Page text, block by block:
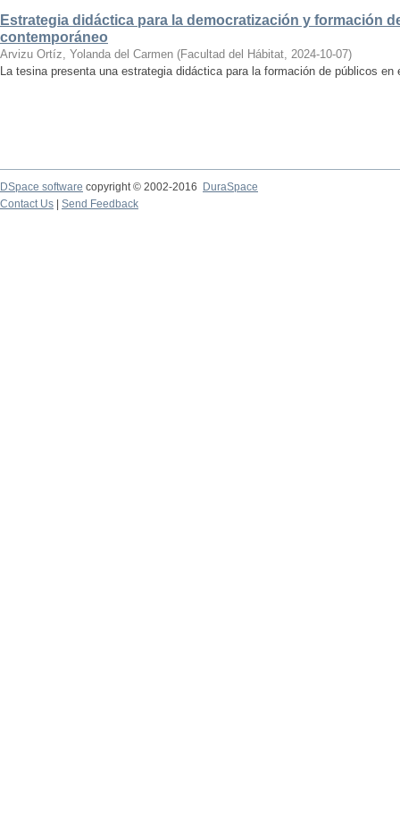
Estrategia didáctica para la democratización y formación
contemporáneo
Arvizu Ortíz, Yolanda del Carmen (Facultad del Hábitat, 2024-10-07)
La tesina presenta una estrategia didáctica para la formación de públicos en
DSpace software copyright © 2002-2016
DuraSpace
Contact Us
Send Feedback